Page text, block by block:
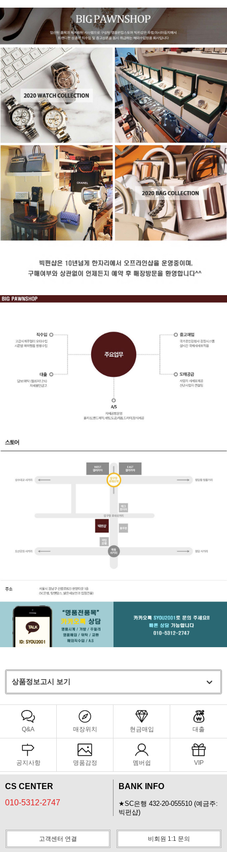
상품정보고시 보기
Q&A 매장위치 현금매입 대출
공지사항 명품감정 멤버쉽 VIP
CS CENTER
010-5312-2747
BANK INFO
★SC은행 432-20-055510 (예금주:
빅펀샵)
고객센터 연결 비회원 1:1 문의